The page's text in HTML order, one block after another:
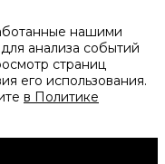
нашими
анализа событий
страниц
его использования.
в Политике